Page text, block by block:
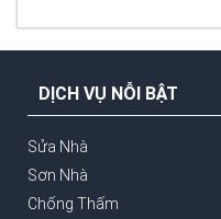
DỊCH VỤ NỖI BẬT
Sửa Nhà
Sơn Nhà
Chống Thấm